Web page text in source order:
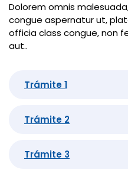
Dolorem omnis
congue aspernatur ut,
officia class congue, non
aut..
Trámite 1
Trámite 2
Trámite 3